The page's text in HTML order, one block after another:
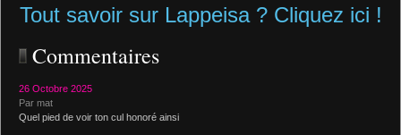
Tout savoir sur Lappeisa ? Cliquez ici !
Commentaires
26 Octobre 2025
Par mat
Quel pied de voir ton cul honoré ainsi